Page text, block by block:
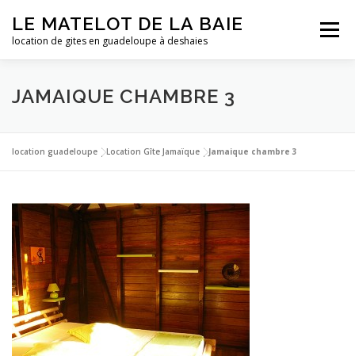
contenu
LE MATELOT DE LA BAIE
location de gites en guadeloupe à deshaies
Menu
ACCUEIL NOS LOCATIONS PHOTOS
LA GUADELOUPE TARIFS CONTACT
JAMAIQUE CHAMBRE 3
location guadeloupe |Location Gîte Jamaïque |Jamaique chambre 3